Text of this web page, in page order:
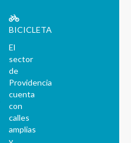
BICICLETA
El
sector
de
Providencia
cuenta
con
calles
amplias
y